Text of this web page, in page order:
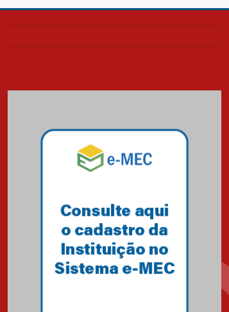
Confira como foi o culto mensal
Mackenzie mobiliza campanha
solidária para apoiar famílias em
Minas Gerais
Primeiro culto do ano ressalta o
27.02.2026